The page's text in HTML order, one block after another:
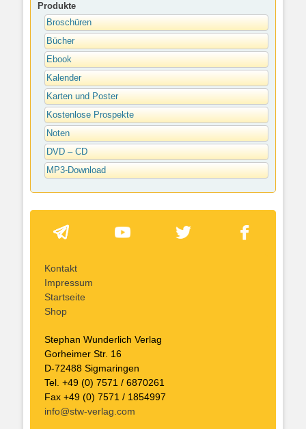
Produkte
Broschüren
Bücher
Ebook
Kalender
Karten und Poster
Kostenlose Prospekte
Noten
DVD – CD
MP3-Download
Kontakt
Impressum
Startseite
Shop
Stephan Wunderlich Verlag
Gorheimer Str. 16
D-72488 Sigmaringen
Tel. +49 (0) 7571 / 6870261
Fax +49 (0) 7571 / 1854997
info@stw-verlag.com